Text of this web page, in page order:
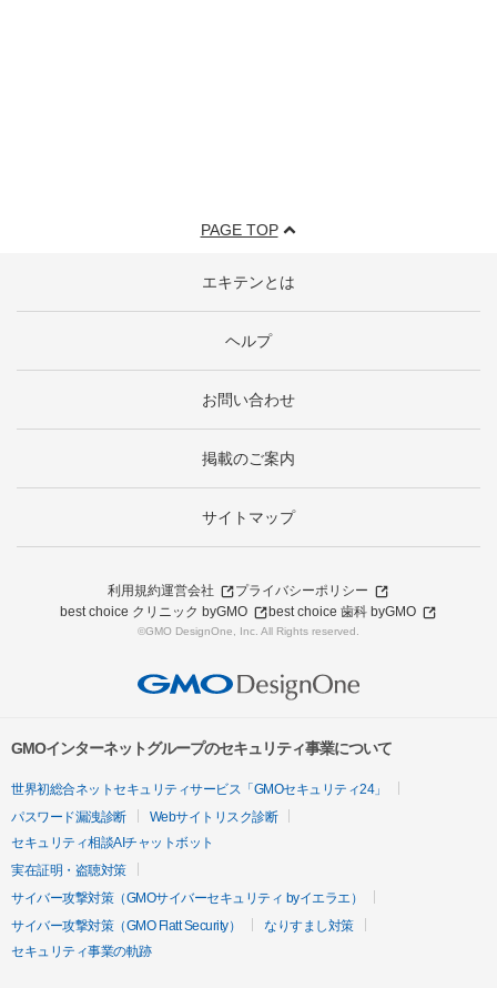
PAGE TOP
エキテンとは
ヘルプ
お問い合わせ
掲載のご案内
サイトマップ
利用規約運営会社
プライバシーポリシー
best choice クリニック byGMO
best choice 歯科 byGMO
©GMO DesignOne, Inc. All Rights reserved.
GMOインターネットグループのセキュリティ事業について
世界初総合ネットセキュリティサービス「GMOセキュリティ24」
パスワード漏洩診断
Webサイトリスク診断
セキュリティ相談AIチャットボット
実在証明・盗聴対策
サイバー攻撃対策（GMOサイバーセキュリティ byイエラエ）
サイバー攻撃対策（GMO Flatt Security）
なりすまし対策
セキュリティ事業の軌跡